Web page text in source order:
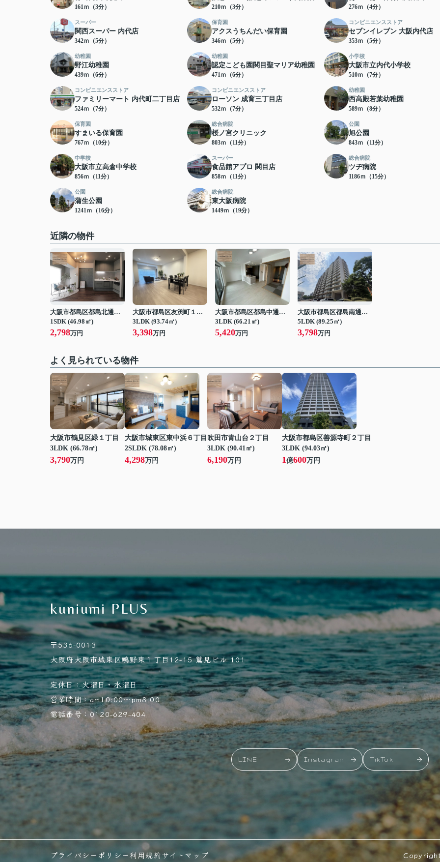
161ｍ（3分） 210ｍ（3分） 276ｍ（4分）
スーパー
関西スーパー 内代店
342ｍ（5分）
保育園
アクスうちんだい保育園
346ｍ（5分）
コンビニエンスストア
セブンイレブン 大阪内代店
353ｍ（5分）
幼稚園
野江幼稚園
439ｍ（6分）
幼稚園
認定こども園関目聖マリア幼稚園
471ｍ（6分）
小学校
大阪市立内代小学校
510ｍ（7分）
コンビニエンスストア
ファミリーマート 内代町二丁目店
524ｍ（7分）
コンビニエンスストア
ローソン 成育三丁目店
532ｍ（7分）
幼稚園
西高殿若葉幼稚園
589ｍ（8分）
保育園
すまいる保育園
767ｍ（10分）
総合病院
桜ノ宮クリニック
803ｍ（11分）
公園
旭公園
843ｍ（11分）
中学校
大阪市立高倉中学校
856ｍ（11分）
スーパー
食品館アプロ 関目店
858ｍ（11分）
総合病院
ツヂ病院
1186ｍ（15分）
公園
蒲生公園
1241ｍ（16分）
総合病院
東大阪病院
1449ｍ（19分）
近隣の物件
大阪市都島区都島北通１丁目
1SDK (46.98㎡)
2,798万円
大阪市都島区友渕町１丁目
3LDK (93.74㎡)
3,398万円
大阪市都島区都島中通２丁目
3LDK (66.21㎡)
5,420万円
大阪市都島区都島南通２丁目
5LDK (89.25㎡)
3,798万円
よく見られている物件
大阪市鶴見区緑１丁目
3LDK (66.78㎡)
3,790万円
大阪市城東区東中浜６丁目
2SLDK (78.08㎡)
4,298万円
吹田市青山台２丁目
3LDK (90.41㎡)
6,190万円
大阪市都島区善源寺町２丁目
3LDK (94.03㎡)
1億600万円
kuniumi PLUS
〒536-0013
大阪府大阪市城東区鴫野東１丁目12-15 鷲見ビル 101
定休日：火曜日・水曜日
営業時間：am10:00～pm8:00
電話番号：0120-629-404
LINE Instagram TikTok
プライバシーポリシー利用規約サイトマップ